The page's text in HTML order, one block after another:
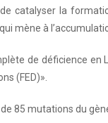
catalyser la
mène à
de déficience en
(FED)».
85 mutations du